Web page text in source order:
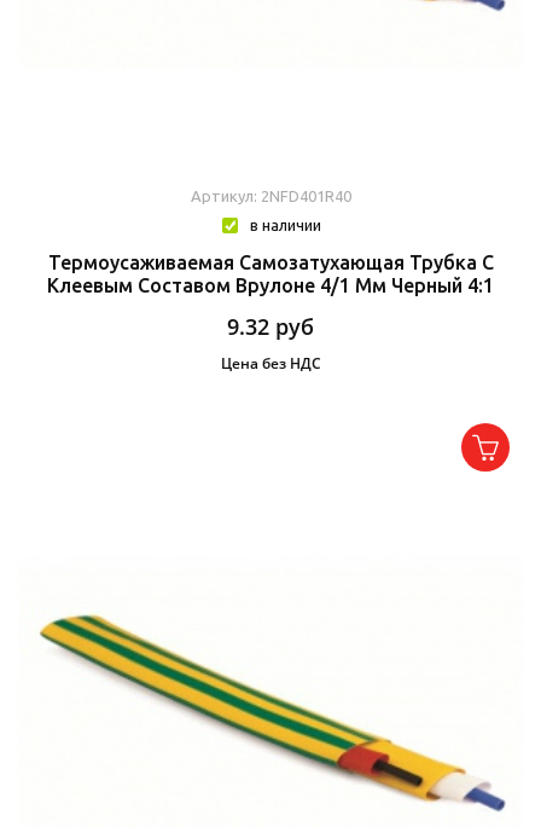
Артикул: 2NFD401R40
в наличии
Термоусаживаемая Самозатухающая Трубка C
Клеевым Составом Врулоне 4/1 Мм Черный 4:1
9.32 руб
Цена без НДС